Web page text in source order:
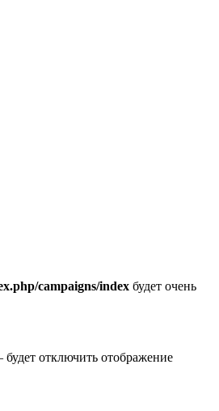
campaigns/index будет очень
отключить отображение